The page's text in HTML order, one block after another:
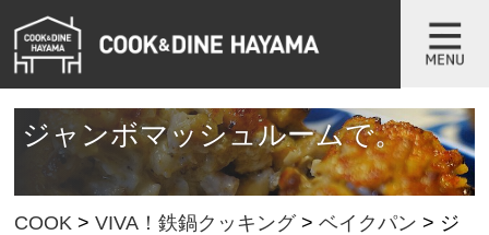
ジャンボマッシュルームで。
COOK >VIVA！鉄鍋クッキング>ベイクパン > ジ